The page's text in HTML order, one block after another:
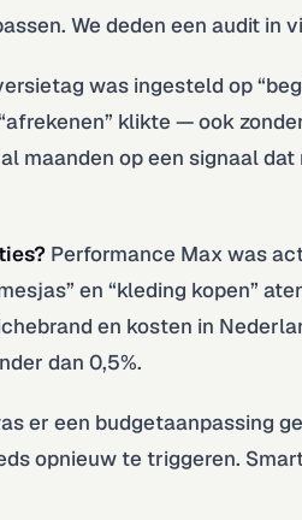
We deden een audit in
was ingesteld op
klikte — ook
maanden op een signaal
Performance Max was
en “kleding kopen”
en kosten in
dan 0,5%.
er een budgetaanpassing
opnieuw te triggeren.